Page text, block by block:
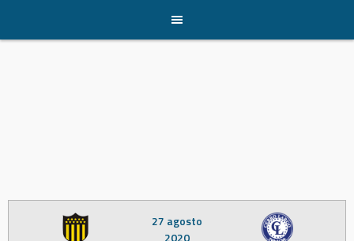
content
27 agosto
2020